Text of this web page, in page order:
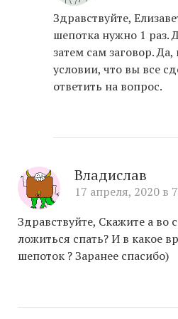
Здравствуйте,
шепотка нужно 1 раз.
затем сам заговор.
условии, что вы все
ответить на вопрос.
Владислав
17 апреля, 2020 в
Здравствуйте, Скажите а во
ложиться спать? И в какое
шепоток ? Заранее спасибо)